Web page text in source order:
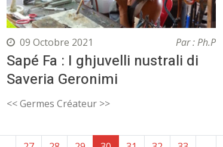
09 Octobre 2021 Par : Ph.P
Sapé Fa : I ghjuvelli nustrali di
Saveria Geronimi
<< Germes Créateur >>